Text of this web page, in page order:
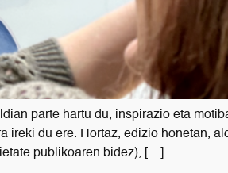
parte hartu du, inspirazio eta
ireki du ere. Hortaz, edizio honetan,
publikoaren bidez), […]